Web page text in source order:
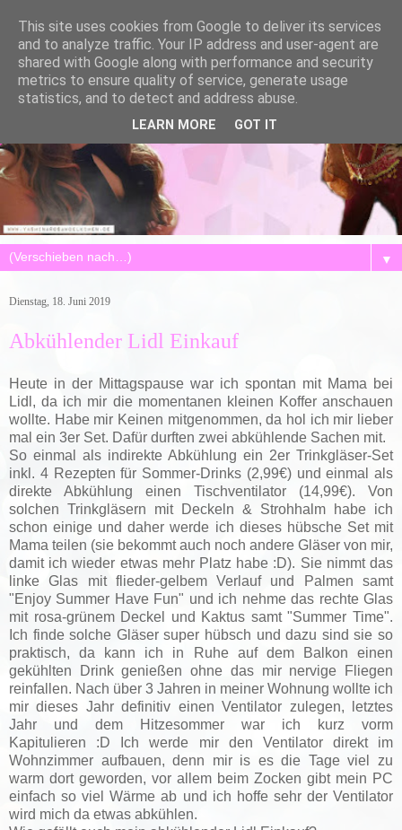
▼
Dienstag, 18. Juni 2019
Abkühlender Lidl Einkauf
Heute in der Mittagspause war ich spontan mit Mama bei
Lidl, da ich mir die momentanen kleinen Koffer anschauen
wollte. Habe mir Keinen mitgenommen, da hol ich mir lieber
mal ein 3er Set. Dafür durften zwei abkühlende Sachen mit.
So einmal als indirekte Abkühlung ein 2er Trinkgläser-Set
inkl. 4 Rezepten für Sommer-Drinks (2,99€) und einmal als
direkte Abkühlung einen Tischventilator (14,99€). Von
solchen Trinkgläsern mit Deckeln & Strohhalm habe ich
schon einige und daher werde ich dieses hübsche Set mit
Mama teilen (sie bekommt auch noch andere Gläser von mir,
damit ich wieder etwas mehr Platz habe :D). Sie nimmt das
linke Glas mit flieder-gelbem Verlauf und Palmen samt
"Enjoy Summer Have Fun" und ich nehme das rechte Glas
mit rosa-grünem Deckel und Kaktus samt "Summer Time".
Ich finde solche Gläser super hübsch und dazu sind sie so
praktisch, da kann ich in Ruhe auf dem Balkon einen
gekühlten Drink genießen ohne das mir nervige Fliegen
reinfallen. Nach über 3 Jahren in meiner Wohnung wollte ich
mir dieses Jahr definitiv einen Ventilator zulegen, letztes
Jahr und dem Hitzesommer war ich kurz vorm
Kapitulieren :D Ich werde mir den Ventilator direkt im
Wohnzimmer aufbauen, denn mir is es die Tage viel zu
warm dort geworden, vor allem beim Zocken gibt mein PC
einfach so viel Wärme ab und ich hoffe sehr der Ventilator
wird mich da etwas abkühlen.
This site uses cookies from Google to deliver its services
and to analyze traffic. Your IP address and user-agent are
shared with Google along with performance and security
metrics to ensure quality of service, generate usage
statistics, and to detect and address abuse.
LEARN MORE GOT IT